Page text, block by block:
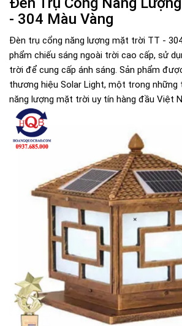
- 304 Màu Vàng
Đèn trụ cổng năng lượng mặt trời TT -
phẩm chiếu sáng ngoài trời cao cấp, sử
trời để cung cấp ánh sáng. Sản phẩm
thương hiệu Solar Light, một trong những
năng lượng mặt trời uy tín hàng đầu Việt